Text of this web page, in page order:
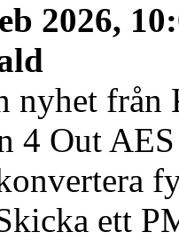
2026,
nyhet från
4 Out
ett